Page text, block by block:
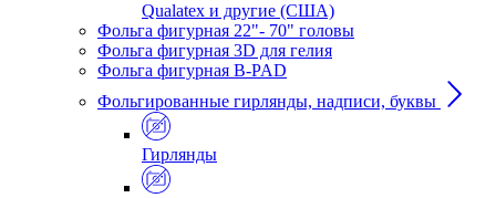
Qualatex и другие (США)
Фольга фигурная 22"- 70" головы
Фольга фигурная 3D для гелия
Фольга фигурная B-PAD
Фольгированные гирлянды, надписи, буквы
Гирлянды